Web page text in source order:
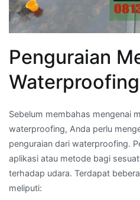
Penguraian
Sebelum membahas mengenai
waterproofing, Anda perlu
penguraian dari waterproofing.
aplikasi atau metode bagi
terhadap udara. Terdapat
meliputi: